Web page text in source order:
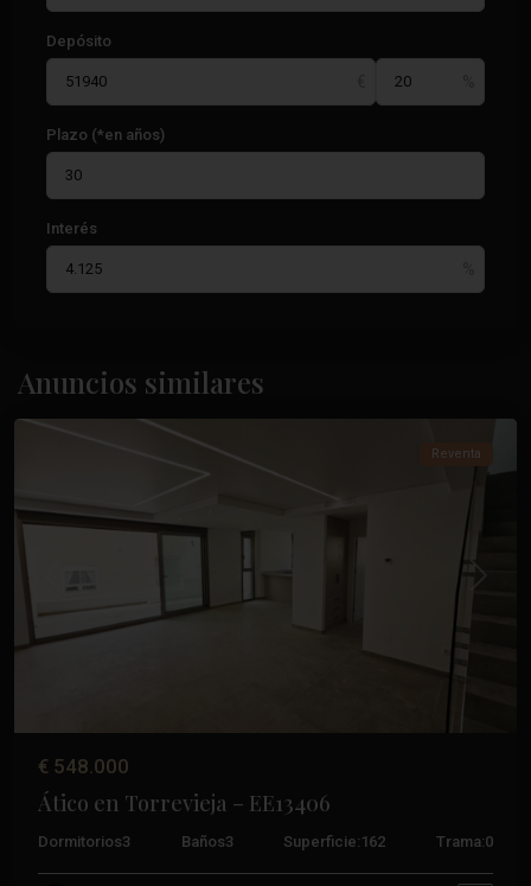
Depósito
Plazo (*en años)
Interés
Anuncios similares
Torrevieja
Anterior
Reventa
€ 548.000
Ático en Torrevieja – EE13406
Dormitorios3 Baños3 Superficie: 162 Trama:0